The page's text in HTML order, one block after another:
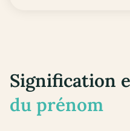
Signification
du prénom